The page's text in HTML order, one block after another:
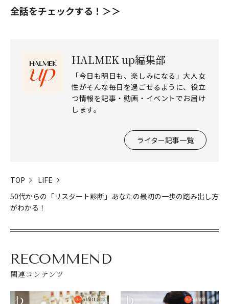
全話をチェックする！＞＞
HALMEK up編集部
「今日も明日も、楽しみになる」大人女
性がそんな毎日を過ごせるように、役立
つ情報を記事・動画・イベントでお届け
します。
ライター記事一覧
TOP
LIFE
50代からの「リスタート診断」あなたの最初の一歩の踏み出し方
がわかる！
RECOMMEND
関連コンテンツ